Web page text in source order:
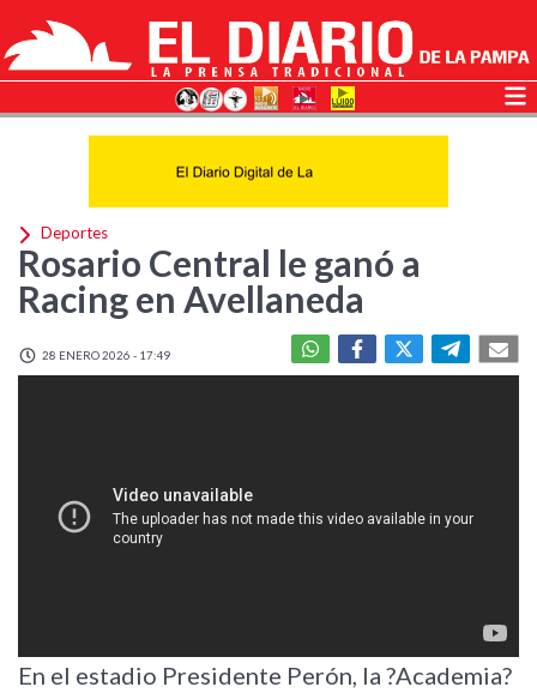
Deportes
Rosario Central le ganó a
Racing en Avellaneda
28 ENERO 2026 - 17:49
En el estadio Presidente Perón, la ?Academia?